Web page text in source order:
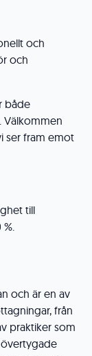
och
och
både
Välkommen
ser fram emot
till
och är en av
från
praktiker som
övertygade